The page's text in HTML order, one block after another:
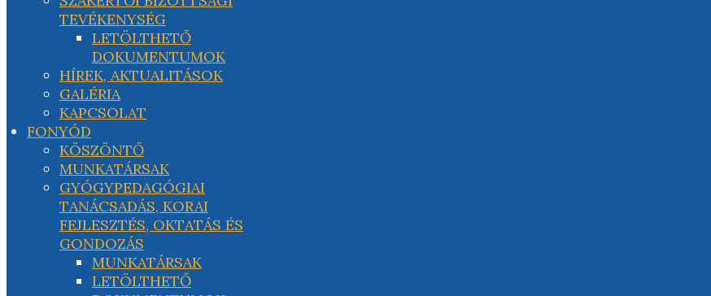
TEVÉKENYSÉG
LETÖLTHETŐ
DOKUMENTUMOK
HÍREK, AKTUALITÁSOK
GALÉRIA
KAPCSOLAT
FONYÓD
KÖSZÖNTŐ
MUNKATÁRSAK
GYÓGYPEDAGÓGIAI
TANÁCSADÁS, KORAI
FEJLESZTÉS, OKTATÁS ÉS
GONDOZÁS
MUNKATÁRSAK
LETÖLTHETŐ